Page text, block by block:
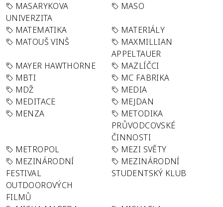
MASARYKOVA
UNIVERZITA
MASO
MATEMATIKA
MATERIÁLY
MATOUŠ VINŠ
MAXMILLIAN
APPELTAUER
MAYER HAWTHORNE
MAZLÍČCI
MBTI
MC FABRIKA
MDŽ
MEDIA
MEDITACE
MEJDAN
MENZA
METODIKA
PRŮVODCOVSKÉ
ČINNOSTI
METROPOL
MEZI SVĚTY
MEZINÁRODNÍ
FESTIVAL
OUTDOOROVÝCH
FILMŮ
MEZINÁRODNÍ
STUDENTSKÝ KLUB